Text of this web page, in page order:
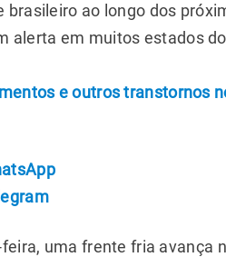
brasileiro ao longo dos
alerta em muitos estados
e outros transtornos
uma frente fria avança